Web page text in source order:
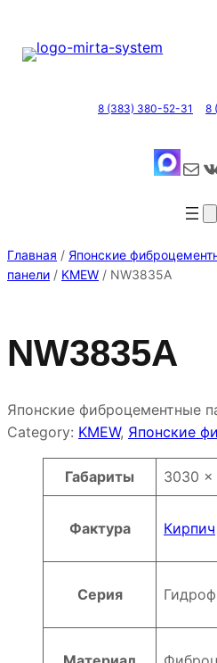
содержимому
8 (383) 380-52-31 8
Почта ВКонтакте
Главная / Японские
панели / KMEW / NW3835A
NW3835A
Японские фиброцементные
Category: KMEW, Японские
Атрибуты Значение
Габариты 3030
Фактура Кирпич
Серия